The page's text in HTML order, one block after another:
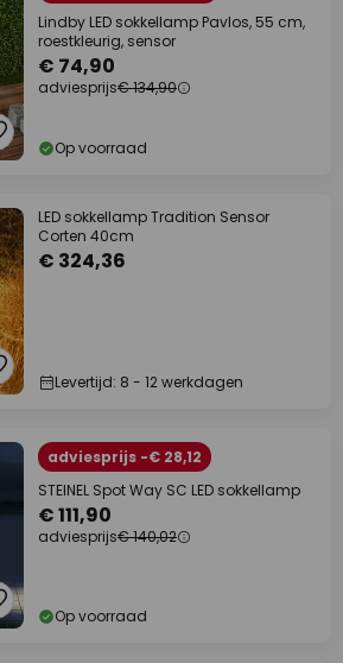
Lindby LED sokkellamp Pavlos, 55 cm,
roestkleurig, sensor
€ 74,90
adviesprijs€ 134,90
Op voorraad
LED sokkellamp Tradition Sensor
Corten 40cm
€ 324,36
Levertijd: 8 - 12 werkdagen
adviesprijs -€ 28,12
STEINEL Spot Way SC LED sokkellamp
€ 111,90
adviesprijs€ 140,02
Op voorraad